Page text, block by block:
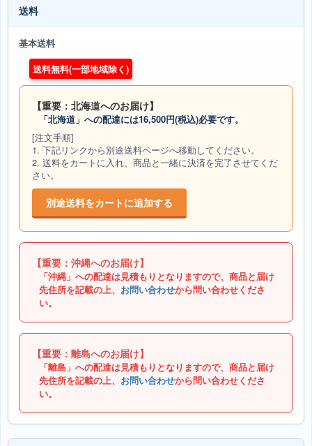
送料
基本送料
送料無料(一部地域除く)
【重要：北海道へのお届け】
「北海道」への配達には16,500円(税込)必要です。
[注文手順]
1. 下記リンクから別途送料ページへ移動してください。
2. 送料をカートに入れ、商品と一緒に決済を完了させてくだ
さい。
別途送料をカートに追加する
【重要：沖縄へのお届け】
「沖縄」への配達は見積もりとなりますので、商品と届け
先住所を記載の上、 お問い合わせから問い合わせくださ
い。
【重要：離島へのお届け】
「離島」への配達は見積もりとなりますので、商品と届け
先住所を記載の上、 お問い合わせから問い合わせくださ
い。